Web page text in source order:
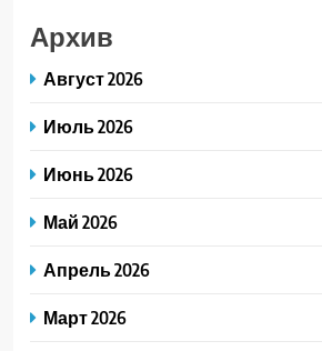
Архив
Август 2026
Июль 2026
Июнь 2026
Май 2026
Апрель 2026
Март 2026